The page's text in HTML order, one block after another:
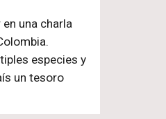
una charla
especies y
un tesoro